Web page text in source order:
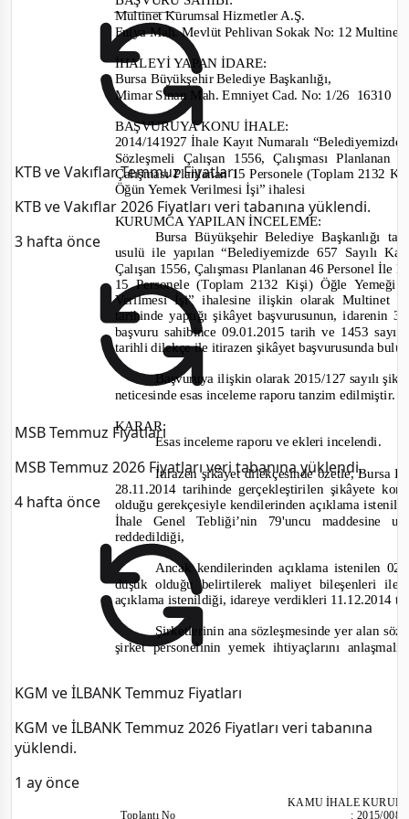
KTB ve Vakıflar Temmuz Fiyatları
KTB ve Vakıflar 2026 Fiyatları veri tabanına yüklendi.
3 hafta önce
MSB Temmuz Fiyatları
MSB Temmuz 2026 Fiyatları veri tabanına yüklendi.
4 hafta önce
KGM ve İLBANK Temmuz Fiyatları
KGM ve İLBANK Temmuz 2026 Fiyatları veri tabanına
yüklendi.
1 ay önce
Multinet Kurumsal Hizmetler A.Ş.
Fulya Mah. Mevlüt Pehlivan Sokak No: 12 Multinet
İHALEYİ YAPAN İDARE:
Bursa Büyükşehir Belediye Başkanlığı,
Mimar Sinan Mah. Emniyet Cad. No: 1/26
16310
BAŞVURUYA KONU İHALE:
2014/141927İhale Kayıt Numaralı
Sözleşmeli Çalışan 1556, Çalışması
Çalışması Planlanan 15 Personele (Toplam 2132
Öğün Yemek Verilmesi İşi” ihalesi
KURUMCA YAPILAN İNCELEME:
Bursa Büyükşehir Belediye Başkanlığı tar
usulüile yapılan “Belediyemizde 657 Sayılı
Çalışan 1556, Çalışması Planlanan 46 Personel İle
15 Personele (Toplam 2132 Kişi) Öğle
Verilmesi İşi”ihalesineilişkin olarak Multinet
tarihinde yaptığı şikâyetbaşvurusunun, idarenin
başvuru sahibince 09.01.2015 tarih ve 1453sayı
tarihli dilekçe ile itirazen şikâyet başvurusunda
Başvuruya ilişkin olarak 2015/127 sayılı
neticesinde esas inceleme raporu tanzim edilmiştir.
KARAR:
Esas inceleme raporu ve ekleri incelendi.
İtirazen şikâyet dilekçesinde özetle, Bursa
28.11.2014 tarihinde gerçekleştirilen şikâyete
olduğu gerekçesiyle kendilerinden açıklama
İhale Genel Tebliği’nin 79'uncu maddesine
reddedildiği,
Ancak kendilerinden açıklama istenilen
düşük olduğu belirtilerek maliyet bileşenleri
açıklama istenildiği, idareye verdikleri 11.12.2014
Şirketlerinin ana sözleşmesinde yer alan
şirket personelinin yemek ihtiyaçlarını
KAMU İHALE
ToplantıNo :2015/008